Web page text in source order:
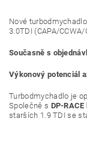
Nové
3.0TDI (CAPA/CCWA/
Současně s
Výkonový potenciál
Turbodmychadlo je
Společně s DP-
starších 1.9 TDI se